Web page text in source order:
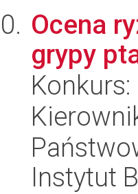
Ocena
grypy
Konkurs:
Instytut